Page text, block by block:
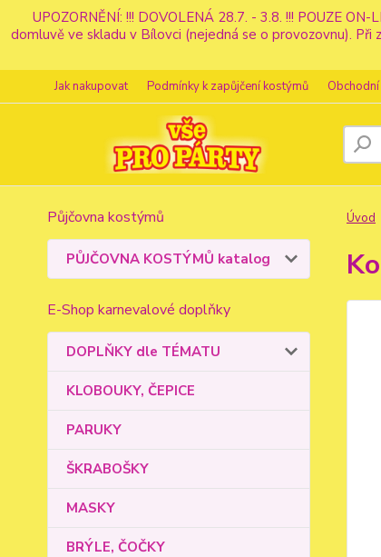
UPOZORNĚNÍ: !!! DOVOLENÁ 28.7. - 3.8. !!! POUZE
domluvě ve skladu v Bílovci (nejedná se o provozovnu). Při
Jak nakupovat Podmínky k zapůjčení kostýmů
Půjčovna kostýmů
PŮJČOVNA KOSTÝMŮ katalog
E-Shop karnevalové doplňky
DOPLŇKY dle TÉMATU
KLOBOUKY, ČEPICE
PARUKY
ŠKRABOŠKY
MASKY
BRÝLE, ČOČKY
Úvod